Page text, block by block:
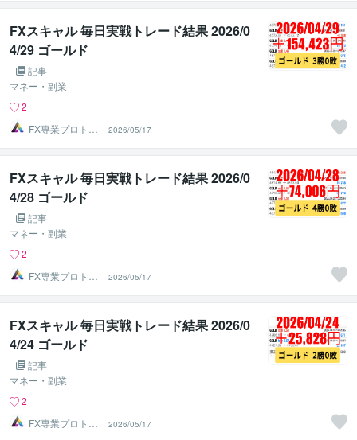
FXスキャル 毎日実戦トレード結果 2026/0
4/29 ゴールド
記事
マネー・副業
2
FX専業プロトレ
ーダーのAチーム
2026/05/17
FXスキャル 毎日実戦トレード結果 2026/0
4/28 ゴールド
記事
マネー・副業
2
FX専業プロトレ
ーダーのAチーム
2026/05/17
FXスキャル 毎日実戦トレード結果 2026/0
4/24 ゴールド
記事
マネー・副業
2
FX専業プロトレ
ーダーのAチーム
2026/05/17